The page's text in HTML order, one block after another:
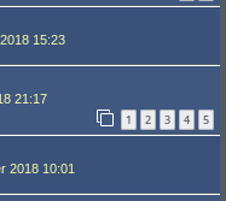
15:23
21:17
1 2 3 4 5
2018 10:01